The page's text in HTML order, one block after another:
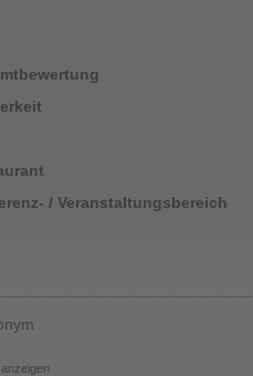
/ Veranstaltungsbereich